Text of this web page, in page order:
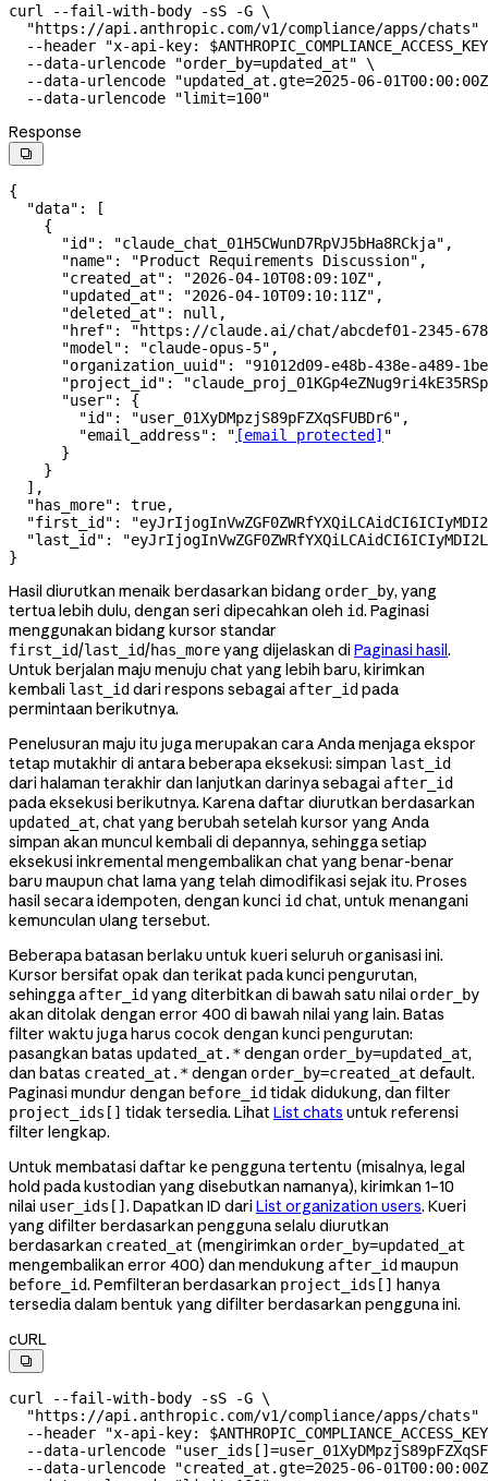
curl --fail-with-body -sS -G \
  "https://api.anthropic.com/v1/compliance/apps/chats"
  --header
"x-api-key: $ANTHROPIC_COMPLIANCE_ACCESS_KEY
  --data-urlencode
"order_by=updated_at" \
  --data-urlencode
"updated_at.gte=2025-06-
  --data-urlencode
"limit=100"
Response

{
  "data"
: [
    {
      "id"
: "claude_chat_01H5CWunD7RpVJ5bHa8RCkja" ,
      "name"
: "Product Requirements Discussion" ,
      "created_at"
: "2026-04-10T08:09:10Z" ,
      "updated_at"
: "2026-04-10T09:10:11Z" ,
      "deleted_at"
: null ,
      "href"
:
"https://claude.ai/chat/abcdef01-2345-
      "model"
: "claude-opus-5" ,
      "organization_uuid"
:
"91012d09-e48b-438e-a489-
      "project_id"
:
      "user"
: {
        "id"
: "user_01XyDMpzjS89pFZXqSFUBDr6" ,
        "email_address"
: " [email protected] "
      }
    }
  ],
  "has_more"
: true,
  "first_id"
:
  "last_id"
:
}
Hasil diurutkan menaik berdasarkan bidang order_by, yang
tertua lebih dulu, dengan seri dipecahkan oleh id. Paginasi
menggunakan bidang kursor standar
first_id/last_id/has_moreyang dijelaskan di Paginasi hasil.
Untuk berjalan maju menuju chat yang lebih baru, kirimkan
kembali last_id dari respons sebagai after_id pada
permintaan berikutnya.
Penelusuran maju itu juga merupakan cara Anda menjaga ekspor
tetap mutakhir di antara beberapa eksekusi: simpan last_id
dari halaman terakhir dan lanjutkan darinya sebagai after_id
pada eksekusi berikutnya. Karena daftar diurutkan berdasarkan
updated_at, chat yang berubah setelah kursor yang Anda
simpan akan muncul kembali di depannya, sehingga setiap
eksekusi inkremental mengembalikan chat yang benar-benar
baru maupun chat lama yang telah dimodifikasi sejak itu. Proses
hasil secara idempoten, dengan kunci id chat, untuk menangani
kemunculan ulang tersebut.
Beberapa batasan berlaku untuk kueri seluruh organisasi ini.
Kursor bersifat opak dan terikat pada kunci pengurutan,
sehingga after_id yang diterbitkan di bawah satu nilai order_by
akan ditolak dengan error 400 di bawah nilai yang lain. Batas
filter waktu juga harus cocok dengan kunci pengurutan:
pasangkan batas updated_at.*dengan order_by=updated_at,
dan batas created_at.*dengan order_by=created_at default.
Paginasi mundur dengan before_id tidak didukung, dan filter
project_ids[] tidak tersedia. LihatList chats untuk referensi
filter lengkap.
Untuk membatasi daftar ke pengguna tertentu (misalnya, legal
hold pada kustodian yang disebutkan namanya), kirimkan 1–10
nilai user_ids[] . Dapatkan ID dari List organization users. Kueri
yang difilter berdasarkan pengguna selalu diurutkan
berdasarkan created_at (mengirimkan order_by=updated_at
mengembalikan error 400) dan mendukung after_id maupun
before_id. Pemfilteran berdasarkan project_ids[] hanya
tersedia dalam bentuk yang difilter berdasarkan pengguna ini.
cURL

curl --fail-with-body -sS -G \
  "https://api.anthropic.com/v1/compliance/apps/chats"
  --header
"x-api-key: $ANTHROPIC_COMPLIANCE_ACCESS_KEY
  --data-urlencode
  --data-urlencode
"created_at.gte=2025-06-